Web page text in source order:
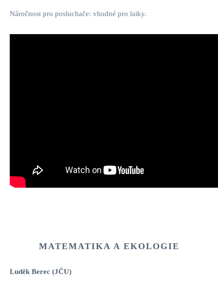
Náročnost pro posluchače: vhodné pro laiky.
MATEMATIKA A EKOLOGIE
Luděk Berec (JČU)